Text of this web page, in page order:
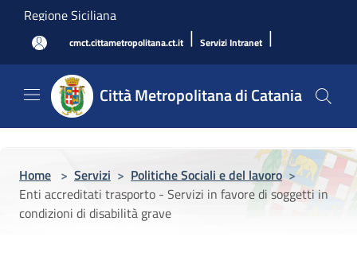
Salta al contenuto principale
Regione Siciliana
cmct.cittametropolitana.ct.it | Servizi Intranet |
Città Metropolitana di Catania
Home > Servizi > Politiche Sociali e del lavoro >
Enti accreditati trasporto - Servizi in favore di soggetti in
condizioni di disabilità grave